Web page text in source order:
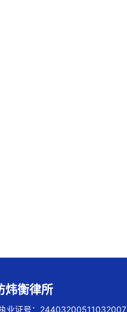
炜衡律所
业证号：24403200511032007